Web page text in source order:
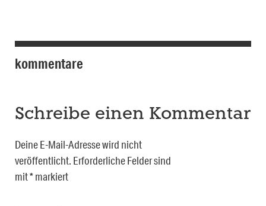
kommentare
Schreibe einen Kommentar
Deine E-Mail-Adresse wird nicht
veröffentlicht. Erforderliche Felder sind
mit*markiert